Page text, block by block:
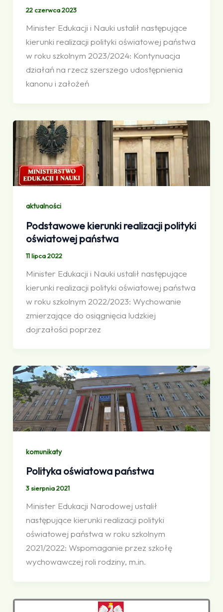
22 czerwca 2023
Minister Edukacji i Nauki ustalił następujące
kierunki realizacji polityki oświatowej państwa
w roku szkolnym 2023/2024: Kontynuacja
działań na rzecz szerszego udostępnienia
kanonu i założeń
aktualności
Podstawowe kierunki realizacji polityki
oświatowej państwa
11 lipca 2022
Minister Edukacji i Nauki ustalił następujące
kierunki realizacji polityki oświatowej państwa
w roku szkolnym 2022/2023: Wychowanie
zmierzające do osiągnięcia ludzkiej
dojrzałości poprzez
komunikaty
Polityka oświatowa państwa
3 sierpnia 2021
Minister Edukacji Narodowej ustalił
następujące kierunki realizacji polityki
oświatowej państwa w roku szkolnym
2021/2022: Wspomaganie przez szkołę
wychowawczej roli rodziny, m.in.